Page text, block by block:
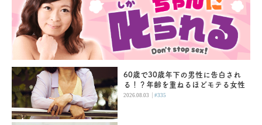
60歳で30歳年下の男性に告白され
る！？年齢を重ねるほどモテる女性
2026.08.03 |#335